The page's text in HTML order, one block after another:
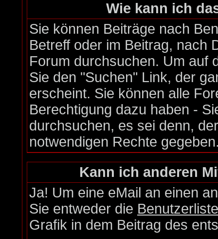
Wie kann ich
Sie können Beiträge nach
Betreff oder im Beitrag, nach
Forum durchsuchen. Um auf
Sie den "Suchen" Link, der
erscheint. Sie können alle
Berechtigung dazu haben -
durchsuchen, es sei denn,
notwendigen Rechte
Kann ich anderen
Ja! Um eine eMail an einen
Sie entweder die Benutzerliste
Grafik in dem Beitrag des